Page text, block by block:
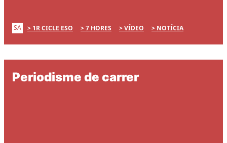
SA 1R CICLE ESO 7 HORES VÍDEO NOTÍCIA
Periodisme de carrer